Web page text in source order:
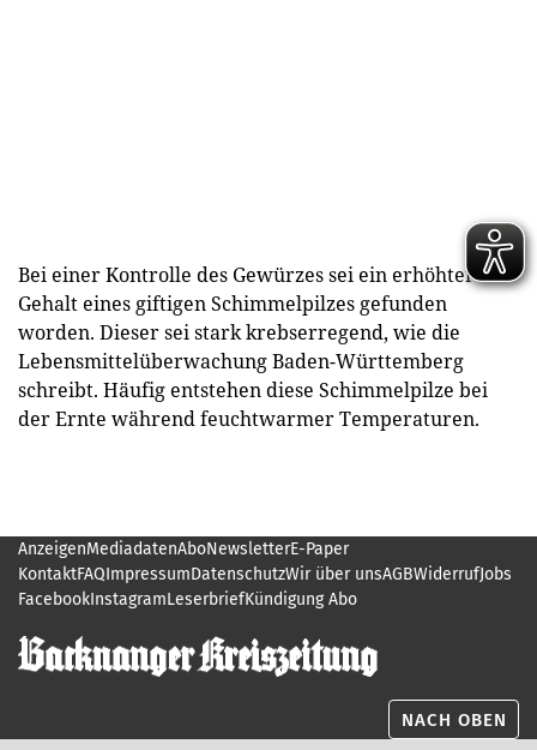
Bei einer Kontrolle des Gewürzes sei ein erhöhter
Gehalt eines giftigen Schimmelpilzes gefunden
worden. Dieser sei stark krebserregend, wie die
Lebensmittelüberwachung Baden-Württemberg
schreibt. Häufig entstehen diese Schimmelpilze bei
der Ernte während feuchtwarmer Temperaturen.
AnzeigenMediadatenAboNewsletterE-Paper
KontaktFAQImpressumDatenschutzWir über unsAGBWiderrufJobs
FacebookInstagramLeserbriefKündigung Abo
NACH OBEN